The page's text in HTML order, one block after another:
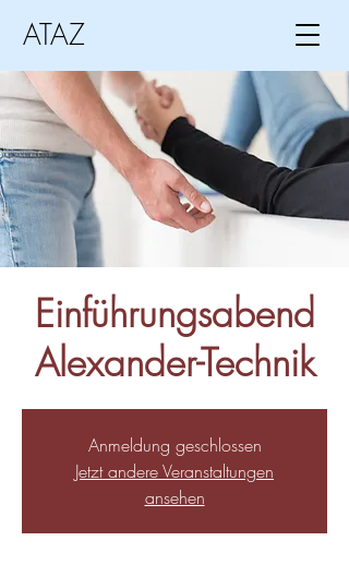
ATAZ
Einführungsabend
Alexander-Technik
Anmeldung geschlossen
Jetzt andere Veranstaltungen
ansehen